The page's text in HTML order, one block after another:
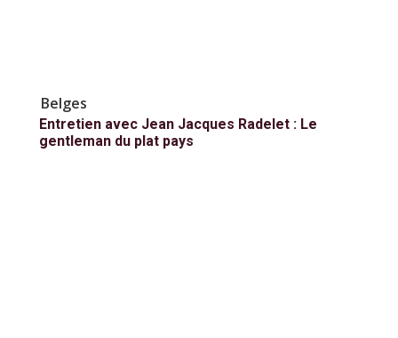
Belges
Entretien avec Jean Jacques Radelet : Le
gentleman du plat pays